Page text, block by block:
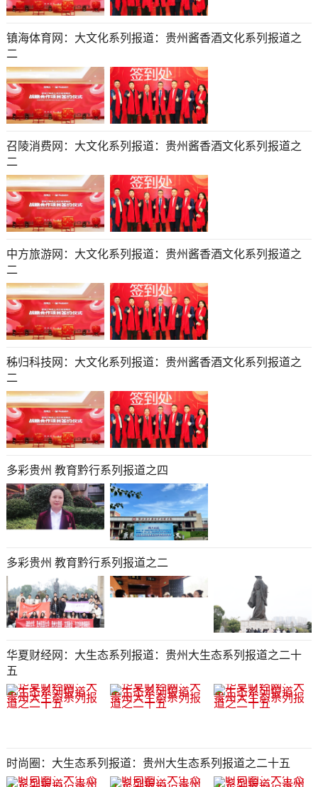
镇海体育网：大文化系列报道：贵州酱香酒文化系列报道之
二
召陵消费网：大文化系列报道：贵州酱香酒文化系列报道之
二
中方旅游网：大文化系列报道：贵州酱香酒文化系列报道之
二
秭归科技网：大文化系列报道：贵州酱香酒文化系列报道之
二
多彩贵州 教育黔行系列报道之四
多彩贵州 教育黔行系列报道之二
华夏财经网：大生态系列报道：贵州大生态系列报道之二十
五​​​​​​​​​​​​​​​​​​​​​​​​​​​​​​​​​​​
时尚圈：大生态系列报道：贵州大生态系列报道之二十五​​​​​​​​​​​​​​​​​​​​​​​​​​​​​​​​​​​